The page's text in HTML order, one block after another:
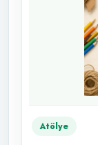
Atölye